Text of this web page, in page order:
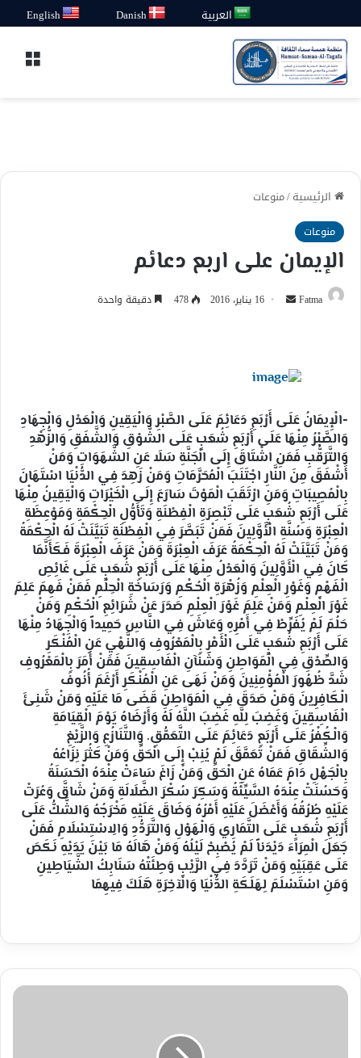
العربية Danish
English
الرئيسية/منوعات
منوعات
الإيمان على اربع دعائم
Fatma
أرسل 16 يناير، 2016 478 دقيقة واحدة
-الْإِيمَانُ عَلَى أَرْبَعِ دَعَائِمَ عَلَى الصَّبْرِ وَالْيَقِينِ وَالْعَدْلِ وَالْجِهَادِ
وَالصَّبْرُ مِنْهَا عَلَى أَرْبَعِ شُعَبٍ عَلَى الشَّوْقِ وَالشَّفَقِ وَالزُّهْدِ
وَالتَّرَقُّبِ فَمَنِ اشْتَاقَ إِلَى الْجَنَّةِ سَلَا عَنِ الشَّهَوَاتِ وَمَنْ
أَشْفَقَ مِنَ النَّارِ اجْتَنَبَ الْمُحَرَّمَاتِ وَمَنْ زَهِدَ فِي الدُّنْيَا اسْتَهَانَ
بِالْمُصِيبَاتِ وَمَنِ ارْتَقَبَ الْمَوْتَ سَارَعَ إِلَى الْخَيْرَاتِ وَالْيَقِينُ مِنْهَا
عَلَى أَرْبَعِ شُعَبٍ عَلَى تَبْصِرَةِ الْفِطْنَةِ وَتَأَوُّلِ الْحِكْمَةِ وَمَوْعِظَةِ
الْعِبْرَةِ وَسُنَّةِ الْأَوَّلِينَ فَمَنْ تَبَصَّرَ فِي الْفِطْنَةِ تَبَيَّنَتْ لَهُ الْحِكْمَةُ
وَمَنْ تَبَيَّنَتْ لَهُ الْحِكْمَةُ عَرَفَ الْعِبْرَةَ وَمَنْ عَرَفَ الْعِبْرَةَ فَكَأَنَّمَا
كَانَ فِي الْأَوَّلِينَ وَالْعَدْلُ مِنْهَا عَلَى أَرْبَعِ شُعَبٍ عَلَى غَائِصِ
الْفَهْمِ وَغَوْرِ الْعِلْمِ وَزُهْرَةِ الْحُكْمِ وَرَسَاخَةِ الْحِلْمِ فَمَنْ فَهِمَ عَلِمَ
غَوْرَ الْعِلْمِ وَمَنْ عَلِمَ غَوْرَ الْعِلْمِ صَدَرَ عَنْ شَرَائِعِ الْحُكْمِ وَمَنْ
حَلُمَ لَمْ يُفَرِّطْ فِي أَمْرِهِ وَعَاشَ فِي النَّاسِ حَمِيداً وَالْجِهَادُ مِنْهَا
عَلَى أَرْبَعِ شُعَبٍ عَلَى الْأَمْرِ بِالْمَعْرُوفِ وَالنَّهْيِ عَنِ الْمُنْكَرِ
وَالصِّدْقِ فِي الْمَوَاطِنِ وَشَنَآنِ الْفَاسِقِينَ فَمَنْ أَمَرَ بِالْمَعْرُوفِ
شَدَّ ظُهُورَ الْمُؤْمِنِينَ وَمَنْ نَهَى عَنِ الْمُنْكَرِ أَرْغَمَ أُنُوفَ
الْكَافِرِينَ وَمَنْ صَدَقَ فِي الْمَوَاطِنِ قَضَى مَا عَلَيْهِ وَمَنْ شَنِئَ
الْفَاسِقِينَ وَغَضِبَ لِلَّهِ غَضِبَ اللَّهُ لَهُ وَأَرْضَاهُ يَوْمَ الْقِيَامَةِ
وَالْكُفْرُ عَلَى أَرْبَعِ دَعَائِمَ عَلَى التَّعَمُّقِ. وَالتَّنَازُعِ وَالزَّيْغِ
وَالشِّقَاقِ فَمَنْ تَعَمَّقَ لَمْ يُنِبْ إِلَى الْحَقِّ وَمَنْ كَثُرَ نِزَاعُهُ
بِالْجَهْلِ دَامَ عَمَاهُ عَنِ الْحَقِّ وَمَنْ زَاغَ سَاءَتْ عِنْدَهُ الْحَسَنَةُ
وَحَسُنَتْ عِنْدَهُ السَّيِّئَةُ وَسَكِرَ سُكْرَ الضَّلَالَةِ وَمَنْ شَاقَّ وَعُرَتْ
عَلَيْهِ طُرُقُهُ وَأَعْضَلَ عَلَيْهِ أَمْرُهُ وَضَاقَ عَلَيْهِ مَخْرَجُهُ وَالشَّكُّ عَلَى
أَرْبَعِ شُعَبٍ عَلَى التَّمَارِي وَالْهَوْلِ وَالتَّرَدُّدِ وَالِاسْتِسْلَامِ فَمَنْ
جَعَلَ الْمِرَاءَ دَيْدَناً لَمْ يُصْبِحْ لَيْلُهُ وَمَنْ هَالَهُ مَا بَيْنَ يَدَيْهِ نَكَصَ
عَلَى عَقِبَيْهِ وَمَنْ تَرَدَّدَ فِي الرَّيْبِ وَطِئَتْهُ سَنَابِكُ الشَّيَاطِينِ
وَمَنِ اسْتَسْلَمَ لِهَلَكَةِ الدُّنْيَا وَالْآخِرَةِ هَلَكَ فِيهِمَا
بحر